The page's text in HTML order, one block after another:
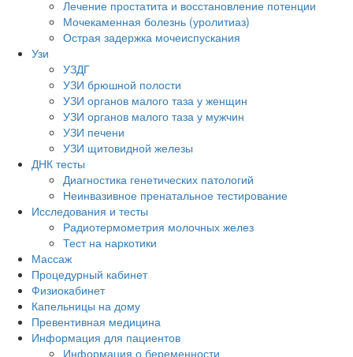
Лечение простатита и восстановление потенции
Мочекаменная болезнь (уролитиаз)
Острая задержка мочеиспускания
Узи
УЗДГ
УЗИ брюшной полости
УЗИ органов малого таза у женщин
УЗИ органов малого таза у мужчин
УЗИ печени
УЗИ щитовидной железы
ДНК тесты
Диагностика генетических патологий
Неинвазивное пренатальное тестирование
Исследования и тесты
Радиотермометрия молочных желез
Тест на наркотики
Массаж
Процедурный кабинет
Физиокабинет
Капельницы на дому
Превентивная медицина
Информация для пациентов
Информация о беременности